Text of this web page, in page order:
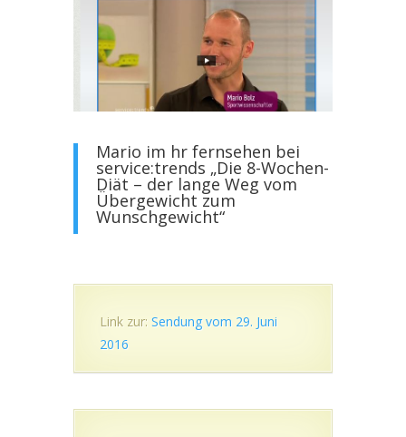
Mario im hr fernsehen bei
service:trends „Die 8-Wochen-
Diät – der lange Weg vom
Übergewicht zum
Wunschgewicht“
Link zur: Sendung vom 29. Juni
2016